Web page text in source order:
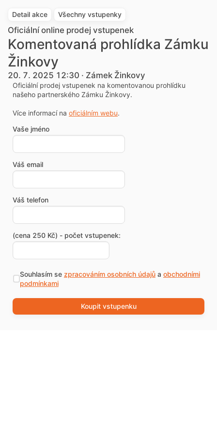
Detail akce Všechny vstupenky
Oficiální online prodej vstupenek
Komentovaná prohlídka Zámku
Žinkovy
20. 7. 2025 12:30 · Zámek Žinkovy
Oficiální prodej vstupenek na komentovanou prohlídku
našeho partnerského Zámku Žinkovy.
Více informací na oficiálním webu.
Vaše jméno
Váš email
Váš telefon
(cena 250 Kč) - počet vstupenek:
Souhlasím se zpracováním osobních údajůa obchodními
podmínkami
Koupit vstupenku